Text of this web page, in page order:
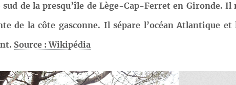
de la presqu’île de Lège-Cap-Ferret en Gironde. Il
de la côte gasconne. Il sépare l’océan Atlantique et
Source : Wikipédia